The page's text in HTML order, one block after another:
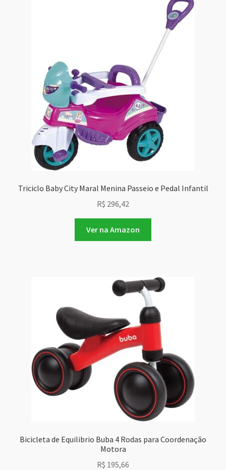
Triciclo Baby City Maral Menina Passeio e Pedal Infantil
R$ 296,42
Ver na Amazon
Bicicleta de Equilibrio Buba 4 Rodas para Coordenação
Motora
R$ 195,66